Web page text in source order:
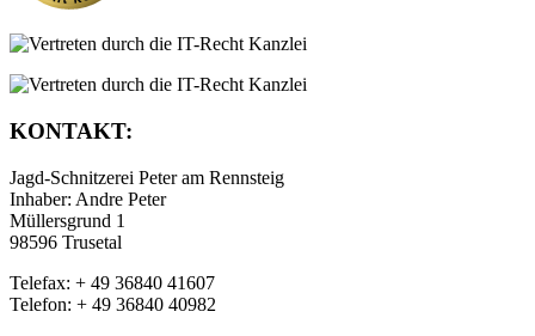
KONTAKT:
Jagd-Schnitzerei Peter am Rennsteig
Inhaber: Andre Peter
Müllersgrund 1
98596 Trusetal
Telefax: + 49 36840 41607
Telefon: + 49 36840 40982